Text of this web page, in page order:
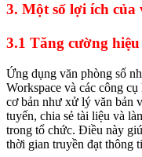
3. Một số lợi ích của
3.1 Tăng cường
Ứng dụng văn phòng số
Workspace và các công
cơ bản như xử lý văn bản
tuyến, chia sẻ tài liệu và
trong tổ chức. Điều này
thời gian truyền đạt thông